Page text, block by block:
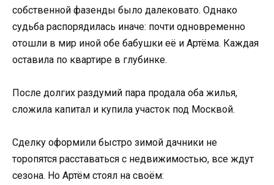
собственной фазенды было далековато. Однако
судьба распорядилась иначе: почти одновременно
отошли в мир иной обе бабушки её и Артёма. Каждая
оставила по квартире в глубинке.
После долгих раздумий пара продала оба жилья,
сложила капитал и купила участок под Москвой.
Сделку оформили быстро зимой дачники не
торопятся расставаться с недвижимостью, все ждут
сезона. Но Артём стоял на своём: